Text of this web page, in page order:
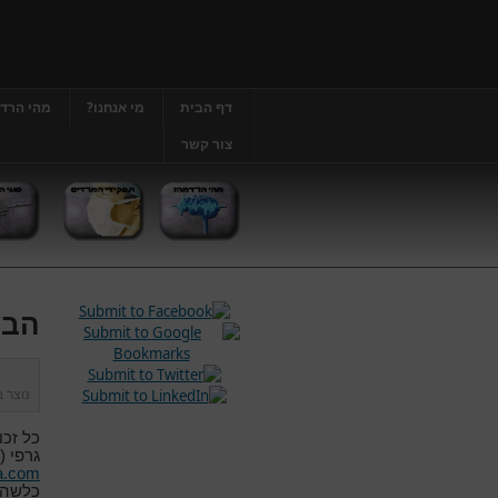
דף הבית מי אנחנו? מהי
צור קשר
נוצר
כל
גרפי